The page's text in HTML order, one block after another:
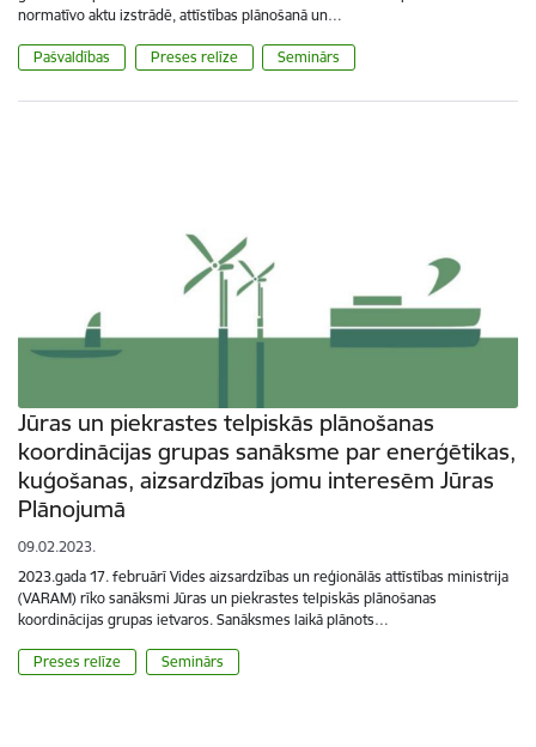
normatīvo aktu izstrādē, attīstības plānošanā un…
Pašvaldības Preses relīze Seminārs
Jūras un piekrastes telpiskās plānošanas
koordinācijas grupas sanāksme par enerģētikas,
kuģošanas, aizsardzības jomu interesēm Jūras
Plānojumā
09.02.2023.
2023.gada 17. februārī Vides aizsardzības un reģionālās attīstības ministrija
(VARAM) rīko sanāksmi Jūras un piekrastes telpiskās plānošanas
koordinācijas grupas ietvaros. Sanāksmes laikā plānots…
Preses relīze Seminārs